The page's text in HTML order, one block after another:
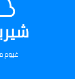
غيوم